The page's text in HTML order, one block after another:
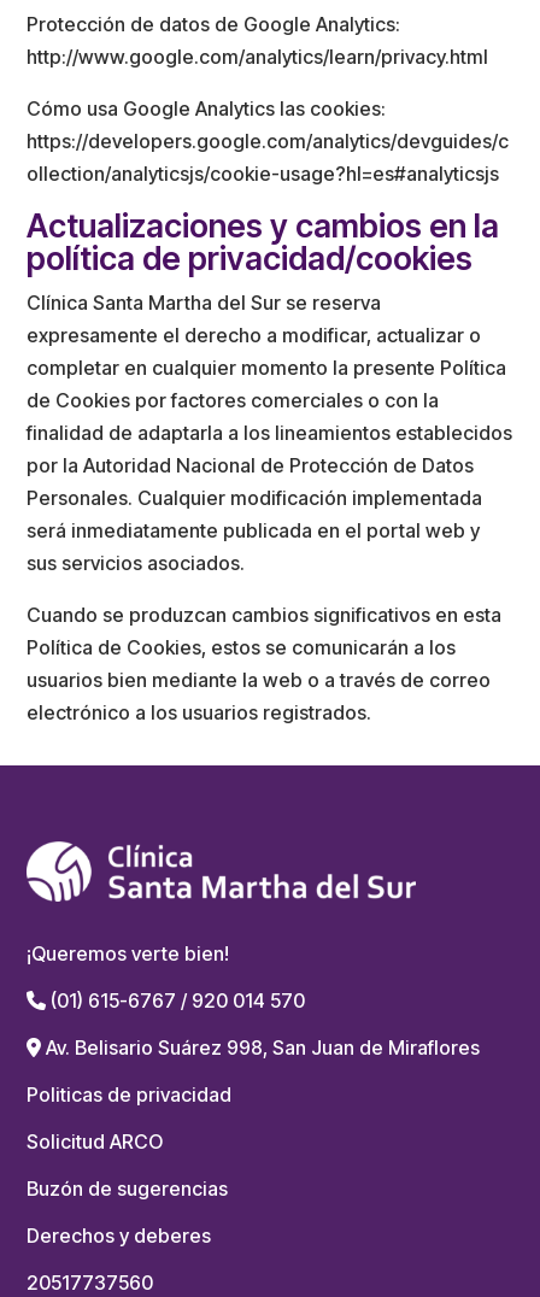
Protección de datos de Google Analytics:
http://www.google.com/analytics/learn/privacy.html
Cómo usa Google Analytics las cookies:
https://developers.google.com/analytics/devguides/c
ollection/analyticsjs/cookie-usage?hl=es#analyticsjs
Actualizaciones y cambios en la
política de privacidad/cookies
Clínica Santa Martha del Sur se reserva
expresamente el derecho a modificar, actualizar o
completar en cualquier momento la presente Política
de Cookies por factores comerciales o con la
finalidad de adaptarla a los lineamientos establecidos
por la Autoridad Nacional de Protección de Datos
Personales. Cualquier modificación implementada
será inmediatamente publicada en el portal web y
sus servicios asociados.
Cuando se produzcan cambios significativos en esta
Política de Cookies, estos se comunicarán a los
usuarios bien mediante la web o a través de correo
electrónico a los usuarios registrados.
¡Queremos verte bien!
(01) 615-6767 / 920 014 570
Av. Belisario Suárez 998, San Juan de Miraflores
Politicas de privacidad
Solicitud ARCO
Buzón de sugerencias
Derechos y deberes
20517737560